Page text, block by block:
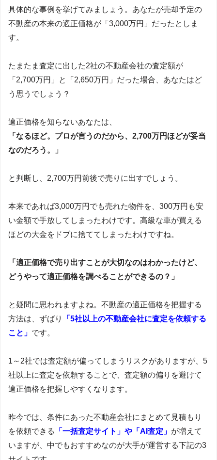
具体的な事例を挙げてみましょう。あなたが売却予定の
不動産の本来の適正価格が「3,000万円」だったとしま
す。
たまたま査定に出した2社の不動産会社の査定額が
「2,700万円」と「2,650万円」だった場合、あなたはど
う思うでしょう？
適正価格を知らないあなたは、
「なるほど。プロが言うのだから、2,700万円ほどが妥当
なのだろう。」
と判断し、2,700万円前後で売りに出すでしょう。
本来であれば3,000万円でも売れた物件を、300万円も安
い金額で手放してしまったわけです。高級な車が買える
ほどの大金をドブに捨ててしまったわけですね。
「適正価格で売り出すことが大切なのはわかったけど、
どうやって適正価格を調べることができるの？」
と疑問に思われますよね。不動産の適正価格を把握する
方法は、ずばり
「5社以上の不動産会社に査定を依頼する
こと」 です。
1～2社では査定額が偏ってしまうリスクがありますが、5
社以上に査定を依頼することで、査定額の偏りを避けて
適正価格を把握しやすくなります。
昨今では、条件にあった不動産会社にまとめて見積もり
を依頼できる
「一括査定サイト」や「AI査定」 が増えて
いますが、中でもおすすめなのが大手が運営する下記の3